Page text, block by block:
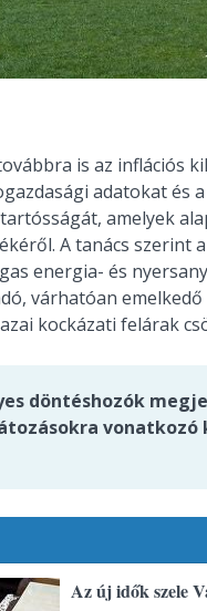
is az inflációs
adatokat és
amelyek
A tanács szerint
energia- és
várhatóan
kockázati felárak
döntéshozók
Az új idők szele